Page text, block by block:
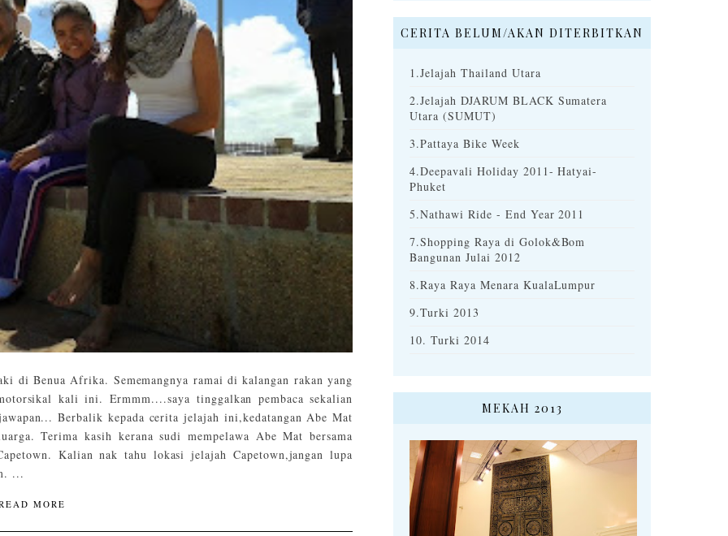
di Benua Afrika. Sememangnya ramai di kalangan rakan yang
kali ini. Ermmm....saya tinggalkan pembaca sekalian
Berbalik kepada cerita jelajah ini,kedatangan Abe Mat
Terima kasih kerana sudi mempelawa Abe Mat bersama
Kalian nak tahu lokasi jelajah Capetown,jangan lupa
...
MORE
CERITA BELUM/AKAN DITERBITKAN
1.Jelajah Thailand Utara
2.Jelajah DJARUM BLACK Sumatera
Utara (SUMUT)
3.Pattaya Bike Week
4.Deepavali Holiday 2011- Hatyai-
Phuket
5.Nathawi Ride - End Year 2011
7.Shopping Raya di Golok&Bom
Bangunan Julai 2012
8.Raya Raya Menara KualaLumpur
9.Turki 2013
10. Turki 2014
MEKAH 2013